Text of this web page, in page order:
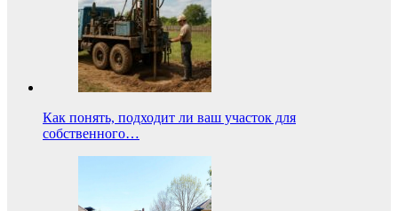
Как понять, подходит ли ваш участок для
собственного…